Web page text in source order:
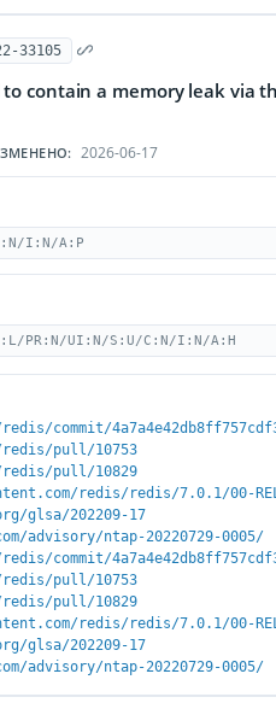
33105
to contain a memory leak via
2026-06-17
I:N/A:P
PR:N/UI:N/S:U/C:N/I:N/A:H
commit/
pull/10753
pull/10829
redis/redis/7.0.1/00-
glsa/202209-17
advisory/ntap-20220729-0005/
commit/
pull/10753
pull/10829
redis/redis/7.0.1/00-
glsa/202209-17
advisory/ntap-20220729-0005/